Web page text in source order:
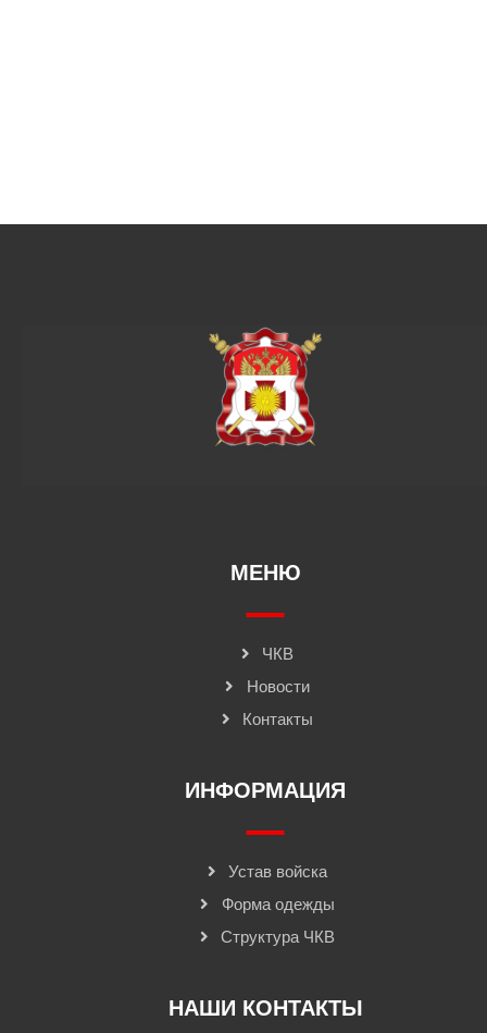
МЕНЮ
ЧКВ
Новости
Контакты
ИНФОРМАЦИЯ
Устав войска
Форма одежды
Структура ЧКВ
НАШИ КОНТАКТЫ